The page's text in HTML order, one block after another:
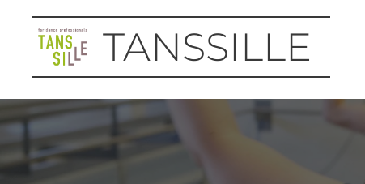
TANSSILLE